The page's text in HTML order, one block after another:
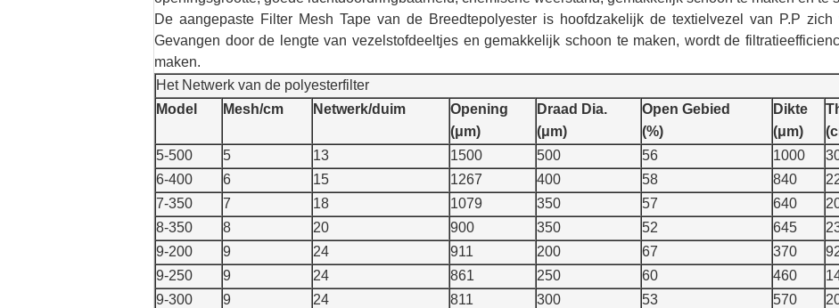
De aangepaste Filter Mesh Tape van de Breedtepolyester is hoofdzakelijk de textielvezel van P.P
Gevangen door de lengte van vezelstofdeeltjes en gemakkelijk schoon te maken, wordt de
maken.
Het Netwerk van de polyesterfilter
Model
Mesh/cm Netwerk/duim
Opening
(μm)
Draad Dia.
(μm)
Open Gebied
(%)
Dikte
(μm)
5-500
5 13 1500 500 56 1000
6-400
6 15 1267 400 58 840
7-350
7 18 1079 350 57 640
8-350
8 20 900 350 52 645
9-200
9 24 911 200 67 370
9-250
9 24 861 250 60 460
9-300
9 24 811 300 53 570